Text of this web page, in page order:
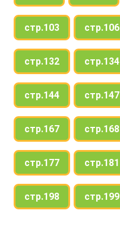
стр.103 стр.106
стр.132 стр.134
стр.144 стр.147
стр.167 стр.168
стр.177 стр.181
стр.198 стр.199